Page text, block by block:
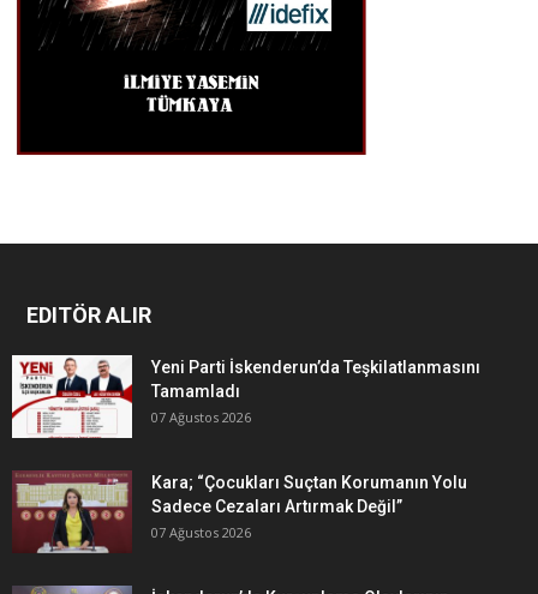
EDITÖR ALIR
Yeni Parti İskenderun’da Teşkilatlanmasını
Tamamladı
07 Ağustos 2026
Kara; “Çocukları Suçtan Korumanın Yolu
Sadece Cezaları Artırmak Değil”
07 Ağustos 2026